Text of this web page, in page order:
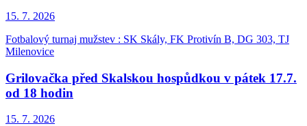
15. 7. 2026
Fotbalový turnaj mužstev : SK Skály, FK Protivín B, DG 303, TJ
Milenovice
Grilovačka před Skalskou hospůdkou v pátek 17.7.
od 18 hodin
15. 7. 2026